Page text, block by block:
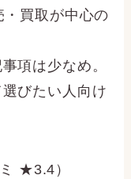
・買取が中心の
項は少なめ。
びたい人向け
★3.4）